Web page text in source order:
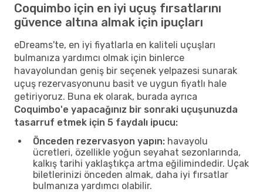
Coquimbo için en iyi uçuş fırsatlarını
güvence altına almak için ipuçları
eDreams'te, en iyi fiyatlarla en kaliteli uçuşları
bulmanıza yardımcı olmak için binlerce
havayolundan geniş bir seçenek yelpazesi sunarak
uçuş rezervasyonunu basit ve uygun fiyatlı hale
getiriyoruz. Buna ek olarak, burada ayrıca
Coquimbo'e yapacağınız bir sonraki uçuşunuzda
tasarruf etmek için 5 faydalı ipucu:
Önceden rezervasyon yapın: havayolu
ücretleri, özellikle yoğun seyahat sezonlarında,
kalkış tarihi yaklaştıkça artma eğilimindedir. Uçak
biletlerinizi önceden almak, daha iyi fırsatlar
bulmanıza yardımcı olabilir.